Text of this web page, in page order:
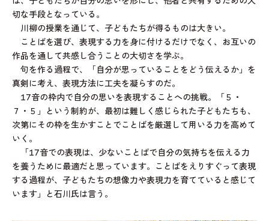
切な手段となっている。
川柳の授業を通じて、子どもたちが得るものは大きい。
ことばを選び、表現する力を身に付けるだけでなく、お互いの
作品を通して共感し合うことの大切さを学ぶ。
句を作る過程で、「自分が思っていることをどう伝えるか」を
真剣に考え、表現方法に工夫を凝らすのだ。
17音の枠内で自分の思いを表現することへの挑戦。「５・
７・５」という制約が、最初は難しく感じられた子どもたちも、
次第にその枠を生かすことでことばを厳選して用いる力を高めて
いく。
「17音での表現は、少ないことばで自分の気持ちを伝える力
を養うために最適だと思っています。ことばをえりすぐって表現
する過程が、子どもたちの想像力や表現力を育てていると感じて
います」と石川氏は言う。